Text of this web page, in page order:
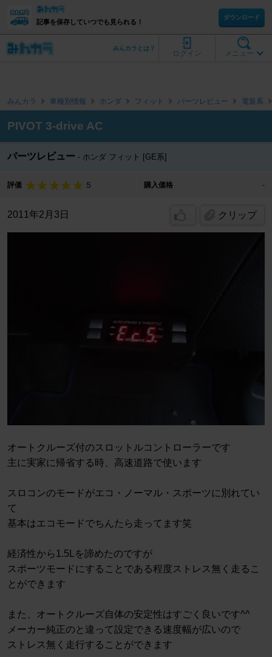
記事を保存していつでも見られる！
ダウンロード
メニュー
ログイン
みんカラとは？
みんカラ 車種別情報 ホンダ フィット パーツレビュー 電装系
PIVOT 3-drive AC
パーツレビュー ホンダ フィット [GE系]
評価 5 購入価格 -
2011年2月3日 クリップ
オートクルーズ付のスロットルコントローラーです
主に実家に帰省する時、高速道路で使います
スロコンのモードがエコ・ノーマル・スポーツに別れてい
て
基本はエコモードでちんたら走ってます笑
経済性から1.5Lを諦めたのですが
スポーツモードにすることである程度ストレス無く走るこ
とができます
また、オートクルーズ自体の安定性はすごく良いです^^
メーカー純正のと違って設定できる速度幅が広いので
ストレス無く走行することができます